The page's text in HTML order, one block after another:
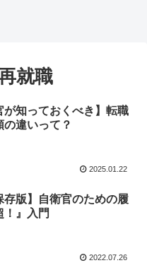
就職
が知っておくべき】転職
の違いって？
2025.01.22
存版】自衛官のための履
！』入門
2022.07.26